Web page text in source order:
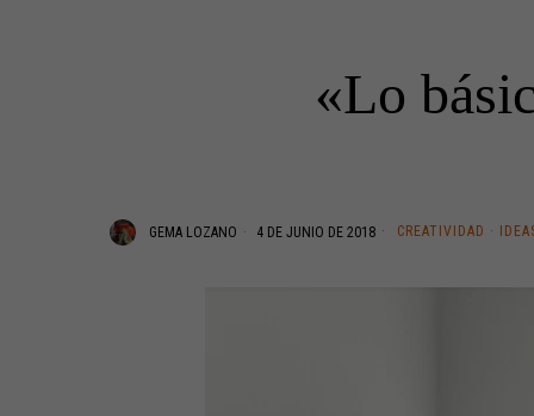
«Lo
GEMA LOZANO 4 DE JUNIO DE 2018 CREATIVIDAD ·